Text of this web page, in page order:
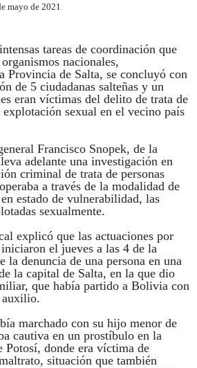
mayo de 2021
tareas de coordinación que
nacionales,
Provincia de Salta, se concluyó con
de 5 ciudadanas salteñas y un
eran víctimas del delito de trata de
explotación sexual en el vecino país
Francisco Snopek, de la
adelante una investigación en
criminal de trata de personas
a través de la modalidad de
estado de vulnerabilidad, las
sexualmente.
explicó que las actuaciones por
el jueves a las 4 de la
la denuncia de una persona en una
la capital de Salta, en la que dio
que había partido a Bolivia con
auxilio.
marchado con su hijo menor de
cautiva en un prostíbulo en la
donde era víctima de
situación que también